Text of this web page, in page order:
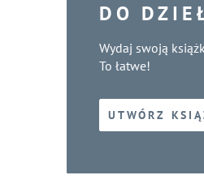
DO
Wydaj swoją
To łatwe!
UTWÓRZ